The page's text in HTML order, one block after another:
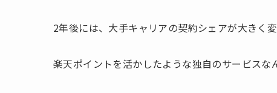
2年後には、大手キャリアの契約シェアが大きく変
楽天ポイントを活かしたような独自のサービスな